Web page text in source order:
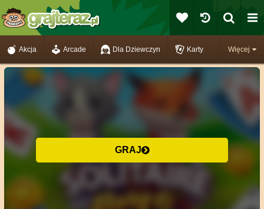
Więcej
Akcja Arcade Dla Dziewczyn Karty
GRAJ